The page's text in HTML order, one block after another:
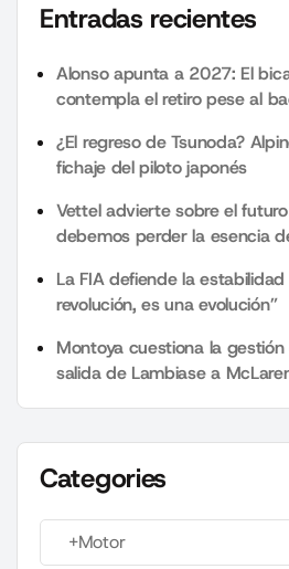
Entradas recientes
Alonso apunta a 2027: El
contempla el retiro pese al
¿El regreso de Tsunoda?
fichaje del piloto japonés
Vettel advierte sobre el
debemos perder la esencia
La FIA defiende la
revolución, es una evolución”
Montoya cuestiona la
salida de Lambiase a
Categories
+Motor